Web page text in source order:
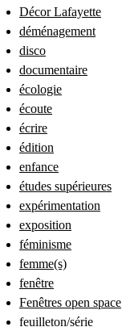
Décor Lafayette
déménagement
disco
documentaire
écologie
écoute
écrire
édition
enfance
études supérieures
expérimentation
exposition
féminisme
femme(s)
fenêtre
Fenêtres open space
feuilleton/série